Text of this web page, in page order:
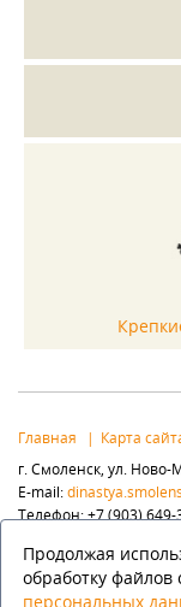
Продолжая
обработку файлов
персональных
Популярные разделы:
Элементы ковки
Главная Карта
г. Смоленск, ул. Ново-
E-mail:
Телефон: +7 (903) 649-